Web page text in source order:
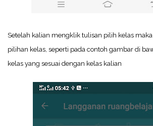
Setelah kalian mengklik tulisan pilih kelas
pilihan kelas, seperti pada contoh gambar di
kelas yang sesuai dengan kelas kalian